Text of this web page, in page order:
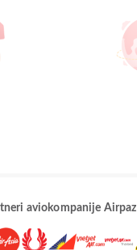
aviokompanije Airpaz